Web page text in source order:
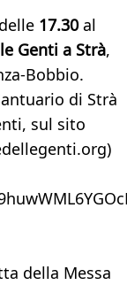
17.30al
Genti a Strà,
Bobbio.
di Strà
sul sito
della Messa